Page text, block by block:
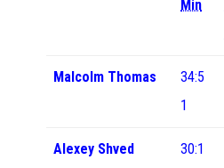
Min
Malcolm Thomas
34:5
1
Alexey Shved
30:1